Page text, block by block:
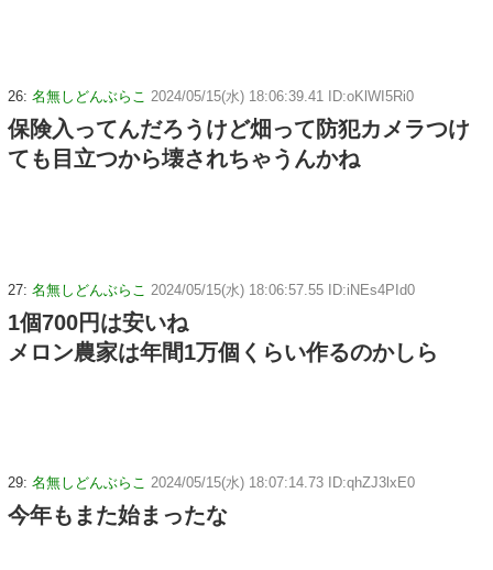
26: 名無しどんぶらこ 2024/05/15(水) 18:06:39.41 ID:oKlWI5Ri0
保険入ってんだろうけど畑って防犯カメラつけ
ても目立つから壊されちゃうんかね
27: 名無しどんぶらこ 2024/05/15(水) 18:06:57.55 ID:iNEs4PId0
1個700円は安いね
メロン農家は年間1万個くらい作るのかしら
29: 名無しどんぶらこ 2024/05/15(水) 18:07:14.73 ID:qhZJ3lxE0
今年もまた始まったな